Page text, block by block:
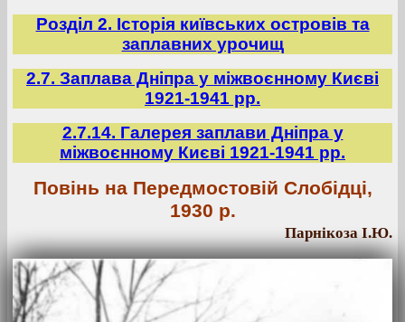
Розділ 2. Історія київських островів та
заплавних урочищ
2.7. Заплава Дніпра у міжвоєнному Києві
1921-1941 рр.
2.7.14. Галерея заплави Дніпра у
міжвоєнному Києві 1921-1941 рр.
Повінь на Передмостовій Слобідці,
1930 р.
Парнікоза І.Ю.